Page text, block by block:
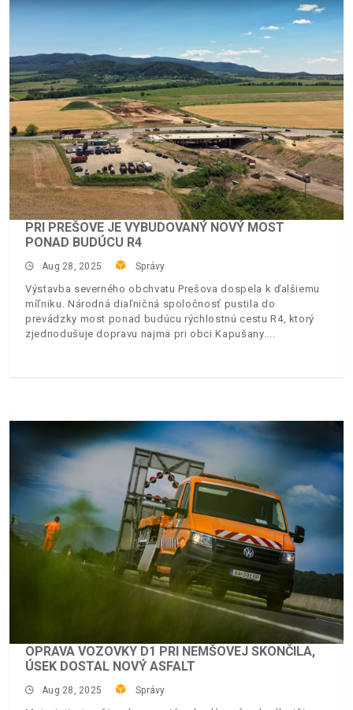
PRI PREŠOVE JE VYBUDOVANÝ NOVÝ MOST
PONAD BUDÚCU R4
Aug 28, 2025 Správy
Výstavba severného obchvatu Prešova dospela k ďalšiemu
míľniku. Národná diaľničná spoločnosť pustila do
prevádzky most ponad budúcu rýchlostnú cestu R4, ktorý
zjednodušuje dopravu najmä pri obci Kapušany.
OPRAVA VOZOVKY D1 PRI NEMŠOVEJ SKONČILA,
ÚSEK DOSTAL NOVÝ ASFALT
Aug 28, 2025 Správy